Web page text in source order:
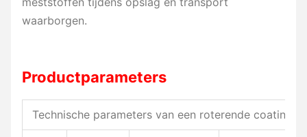
waarborgen.
Productparameters
Technische parameters van een roterende